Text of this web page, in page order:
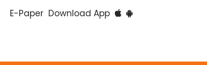
E-Paper Download App